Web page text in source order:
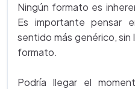
Ningún formato es
Es importante pensar
sentido más genérico, sin
formato.
Podría llegar el